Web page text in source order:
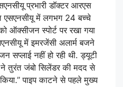
प्रभारी डॉक्टर आरएस
एसएनसीयू में लगभग 24 बच्चे
ऑक्सीजन स्पोर्ट पर रखा गया
में इमरजेंसी अलार्म बजने
सप्लाई नहीं हो रही थी. ड्यूटी
ने तुरंत जंबो सिलेंडर की मदद से
पाइप काटने से पहले मुख्य